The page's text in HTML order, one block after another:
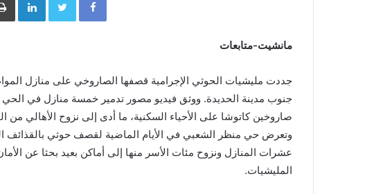
مانشيت-متابعات
جددت مليشيات الحوثي الإجرامية قصفها الصاروخي على منازل
جنوب مدينة الحديدة. ووثق فيديو مصور تدمير خمسة منازل في
صاروخين كاتوشا على الأحياء السكنية، ما أدى إلى نزوح الأهالي من
وتعرض حي منظر الشعبي في الأيام الماضية لقصف حوثي بالقذائف
عشرات المنازل ونزوح مئات الأسر منها إلى أماكن بعيد بحثا عن
المليشيات.